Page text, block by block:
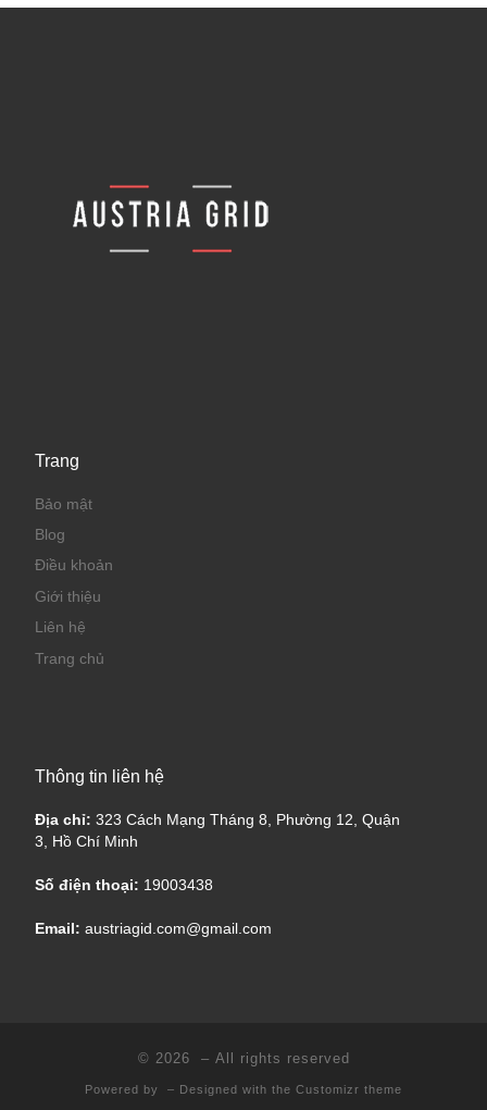
Trang
Bảo mật
Blog
Điều khoản
Giới thiệu
Liên hệ
Trang chủ
Thông tin liên hệ
Địa chỉ: 323 Cách Mạng Tháng 8, Phường 12, Quận
3, Hồ Chí Minh
Số điện thoại: 19003438
Email: austriagid.com@gmail.com
© 2026 – All rights reserved
Powered by – Designed with the Customizr theme